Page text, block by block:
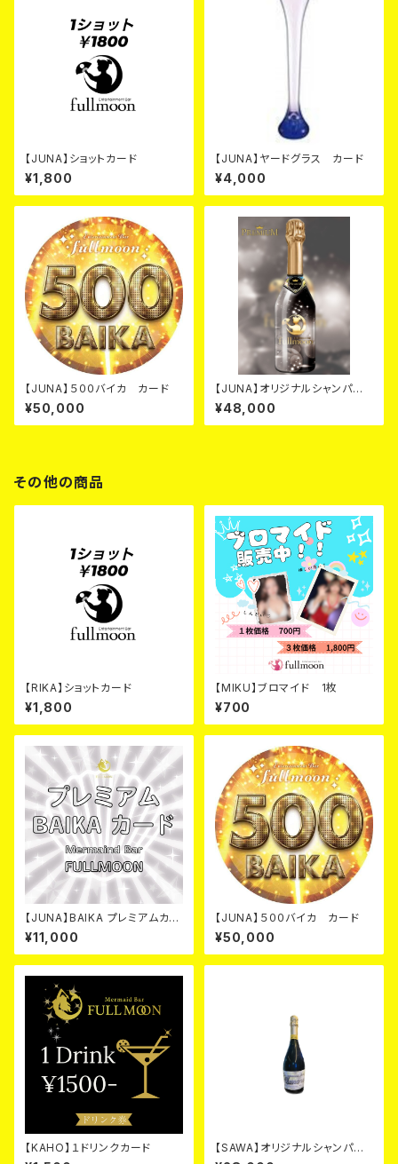
【JUNA】ショットカード
¥1,800
【JUNA】ヤードグラス カード
¥4,000
【JUNA】５００バイカ カード
¥50,000
【JUNA】オリジナルシャンパ
ン ブラック カード
¥48,000
その他の商品
【RIKA】ショットカード
¥1,800
【MIKU】ブロマイド 1枚
¥700
【JUNA】BAIKA プレミアムカー
ド
¥11,000
【JUNA】５００バイカ カード
¥50,000
【KAHO】１ドリンクカード
【SAWA】オリジナルシャンパ
ン シルバーカード